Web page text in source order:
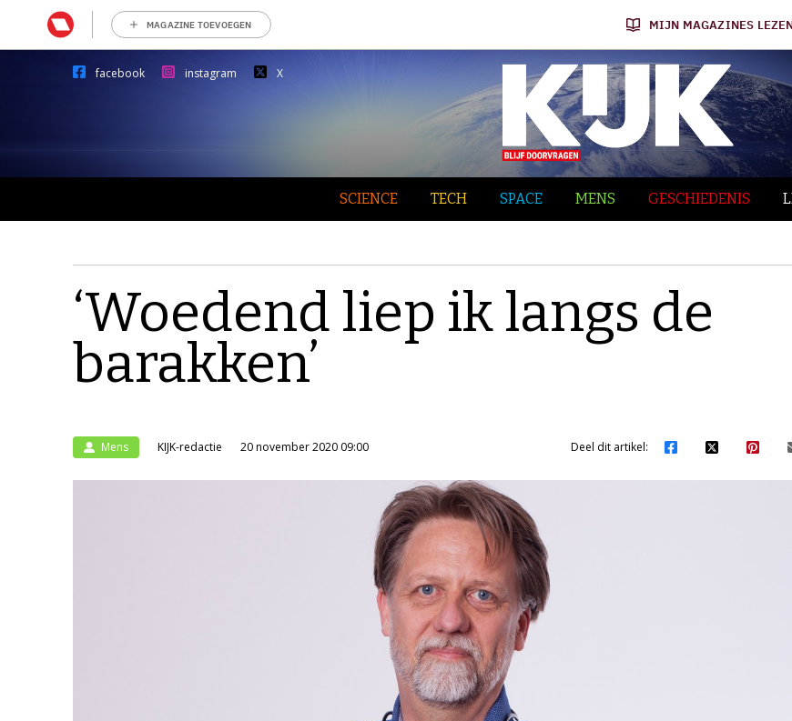
MAGAZINE TOEVOEGEN MIJN MAGAZINES
facebook instagram X
SCIENCE TECH SPACE MENS GESCHIEDENIS
‘Woedend liep ik langs de
barakken’
Mens KIJK-redactie 20 november 2020 09:00 Deel dit artikel: